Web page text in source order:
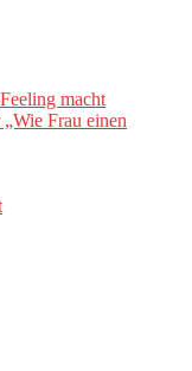
macht
Frau einen